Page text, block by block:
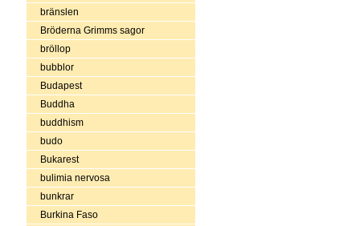
bränslen
Bröderna Grimms sagor
bröllop
bubblor
Budapest
Buddha
buddhism
budo
Bukarest
bulimia nervosa
bunkrar
Burkina Faso